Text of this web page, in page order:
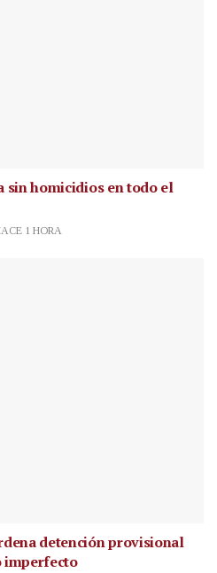
sin homicidios en todo el
1 HORA
detención provisional
imperfecto